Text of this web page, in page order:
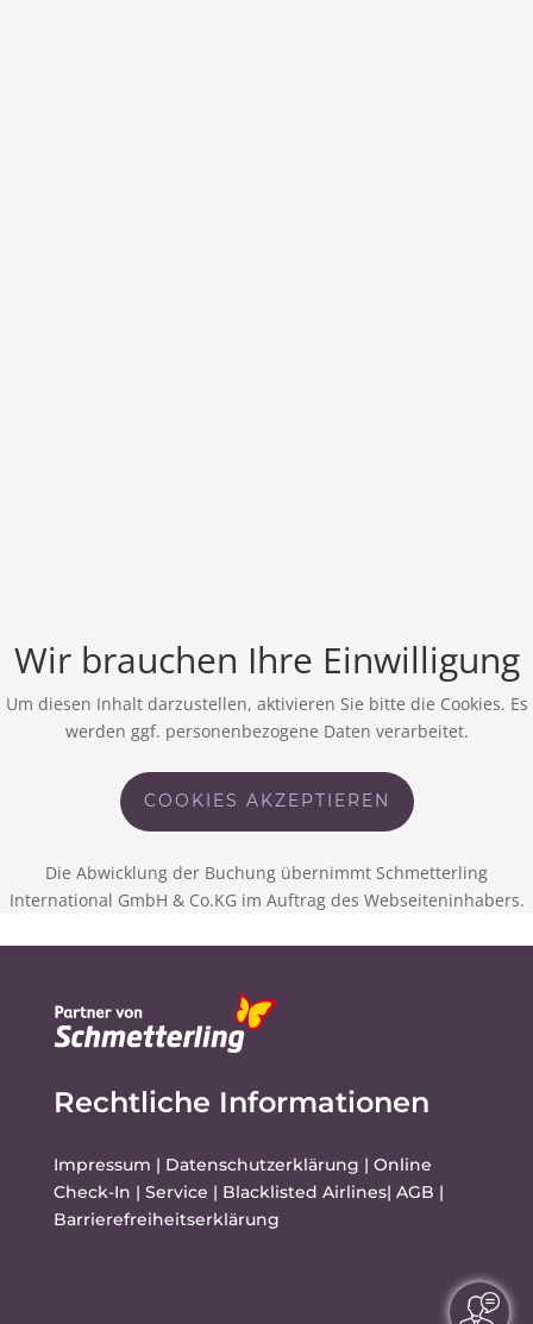
Wir brauchen Ihre Einwilligung
Um diesen Inhalt darzustellen, aktivieren Sie bitte die Cookies. Es
werden ggf. personenbezogene Daten verarbeitet.
COOKIES AKZEPTIEREN
Die Abwicklung der Buchung übernimmt Schmetterling
International GmbH & Co.KG im Auftrag des Webseiteninhabers.
Rechtliche Informationen
Impressum | Datenschutzerklärung | Online
Check-In | Service | Blacklisted Airlines| AGB |
Barrierefreiheitserklärung